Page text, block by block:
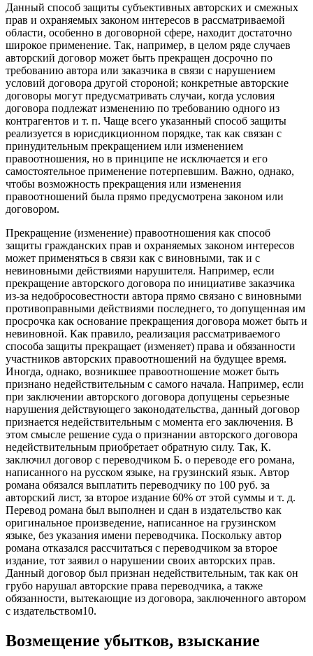
Данный способ защиты субъективных авторских и смежных
прав и охраняемых законом интересов в рассматриваемой
области, особенно в договорной сфере, находит достаточно
широкое применение. Так, например, в целом ряде случаев
авторский договор может быть прекращен досрочно по
требованию автора или заказчика в связи с нарушением
условий договора другой стороной; конкретные авторские
договоры могут предусматривать случаи, когда условия
договора подлежат изменению по требованию одного из
контрагентов и т. п. Чаще всего указанный способ защиты
реализуется в юрисдикционном порядке, так как связан с
принудительным прекращением или изменением
правоотношения, но в принципе не исключается и его
самостоятельное применение потерпевшим. Важно, однако,
чтобы возможность прекращения или изменения
правоотношений была прямо предусмотрена законом или
договором.
Прекращение (изменение) правоотношения как способ
защиты гражданских прав и охраняемых законом интересов
может применяться в связи как с виновными, так и с
невиновными действиями нарушителя. Например, если
прекращение авторского договора по инициативе заказчика
из-за недобросовестности автора прямо связано с виновными
противоправными действиями последнего, то допущенная им
просрочка как основание прекращения договора может быть и
невиновной. Как правило, реализация рассматриваемого
способа защиты прекращает (изменяет) права и обязанности
участников авторских правоотношений на будущее время.
Иногда, однако, возникшее правоотношение может быть
признано недействительным с самого начала. Например, если
при заключении авторского договора допущены серьезные
нарушения действующего законодательства, данный договор
признается недействительным с момента его заключения. В
этом смысле решение суда о признании авторского договора
недействительным приобретает обратную силу. Так, К.
заключил договор с переводчиком Б. о переводе его романа,
написанного на русском языке, на грузинский язык. Автор
романа обязался выплатить переводчику по 100 руб. за
авторский лист, за второе издание 60% от этой суммы и т. д.
Перевод романа был выполнен и сдан в издательство как
оригинальное произведение, написанное на грузинском
языке, без указания имени переводчика. Поскольку автор
романа отказался рассчитаться с переводчиком за второе
издание, тот заявил о нарушении своих авторских прав.
Данный договор был признан недействительным, так как он
грубо нарушал авторские права переводчика, а также
обязанности, вытекающие из договора, заключенного автором
с издательством10.
Возмещение убытков, взыскание